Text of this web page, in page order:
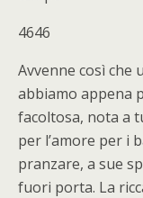
4646
Avvenne così che
abbiamo appena
facoltosa, nota a
per l’amore per i
pranzare, a sue
fuori porta. La